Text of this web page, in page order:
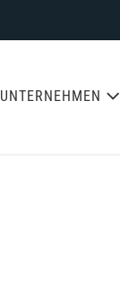
UNTERNEHMEN